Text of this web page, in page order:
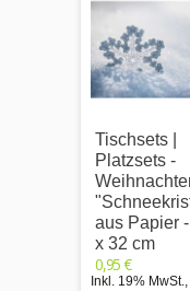
Tischsets |
Platzsets -
aus Papier
x 32 cm
0,95 €
Inkl. 19% MwSt.,